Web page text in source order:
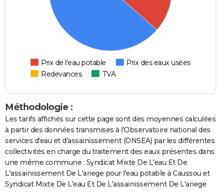
Prix de l'eau potable
Prix des eaux usées
Redevances
TVA
Méthodologie :
Les tarifs affichés sur cette page sont des moyennes calculées
à partir des données transmises à l'Observatoire national des
services d'eau et d'assainissement (ONSEA) par les différentes
collectivités en charge du traitement des eaux présentes dans
une même commune : Syndicat Mixte De L'eau Et De
L'assainissement De L'ariege pour l'eau potable à Caussou et
Syndicat Mixte De L'eau Et De L'assainissement De L'ariege